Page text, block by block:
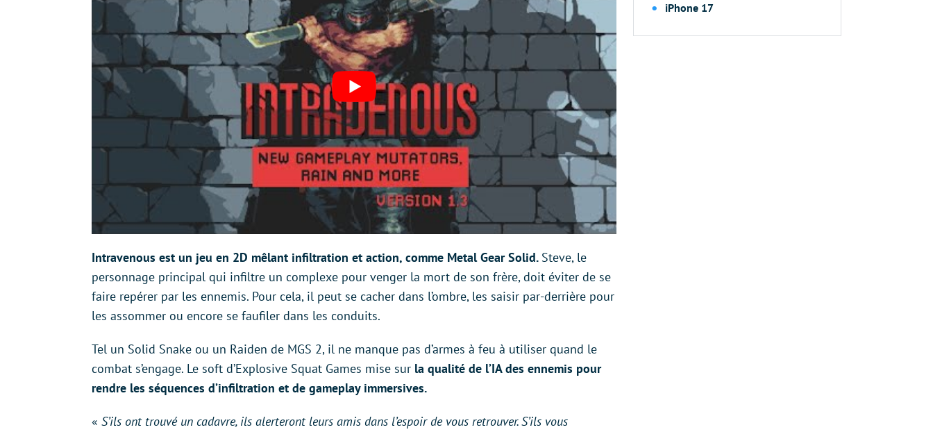
Intravenous est un jeu en 2D mêlant infiltration et action, comme Metal Gear Solid. Steve, le
personnage principal qui infiltre un complexe pour venger la mort de son frère, doit éviter de se
faire repérer par les ennemis. Pour cela, il peut se cacher dans l’ombre, les saisir par-derrière pour
les assommer ou encore se faufiler dans les conduits.
Tel un Solid Snake ou un Raiden de MGS 2, il ne manque pas d’armes à feu à utiliser quand le
combat s’engage. Le soft d’Explosive Squat Games mise sur la qualité de l’IA des ennemis pour
rendre les séquences d’infiltration et de gameplay immersives.
« S’ils ont trouvé un cadavre, ils alerteront leurs amis dans l’espoir de vous retrouver. S’ils vous
iPhone 17